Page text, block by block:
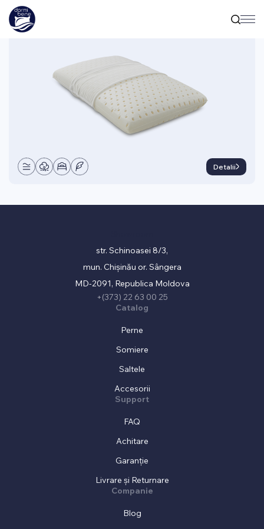
PERNE
Pernă Mughetto
Detalii
str. Schinoasei 8/3,
mun. Chișinău or. Sângera
MD-2091, Republica Moldova
+(373) 22 63 00 25
Catalog
Perne
Somiere
Saltele
Accesorii
Support
FAQ
Achitare
Garanție
Livrare și Returnare
Companie
Blog